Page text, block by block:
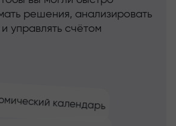
календарь
решения, анализировать
управлять счётом